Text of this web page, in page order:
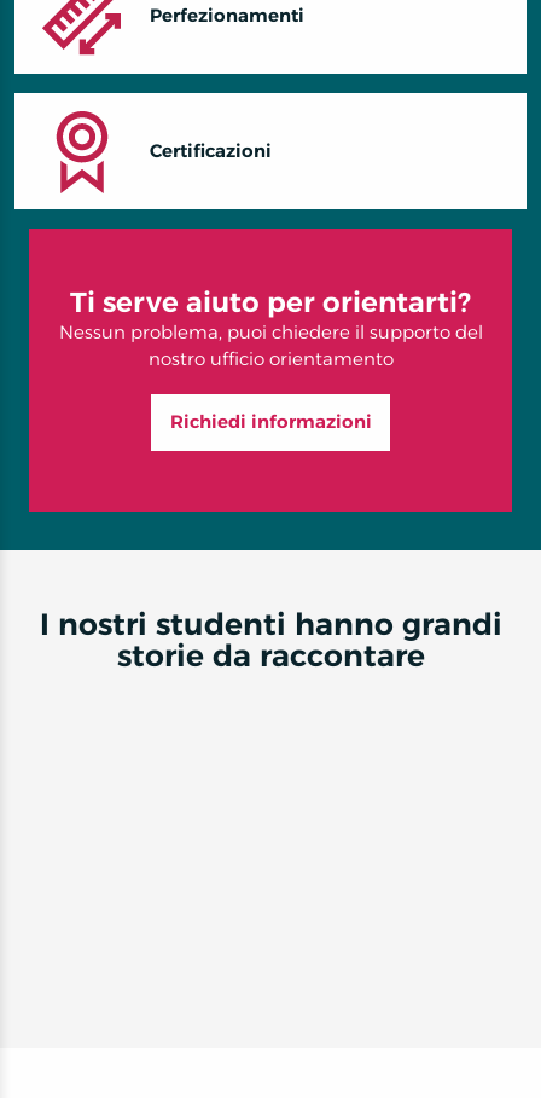
Perfezionamenti
Certificazioni
Ti serve aiuto per orientarti?
Nessun problema, puoi chiedere il supporto del
nostro ufficio orientamento
Richiedi informazioni
I nostri studenti hanno grandi
storie da raccontare